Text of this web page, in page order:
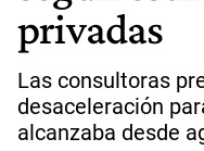
privadas
Las consultoras
desaceleración
alcanzaba desde